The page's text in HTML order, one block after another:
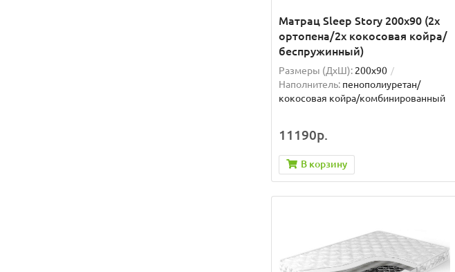
Матрац Sleep Story 200x90 (2x
ортопена/2x кокосовая койра/
беспружинный)
Размеры (ДxШ): 200x90
Наполнитель: пенополиуретан/
кокосовая койра/комбинированный
11190р.
В корзину